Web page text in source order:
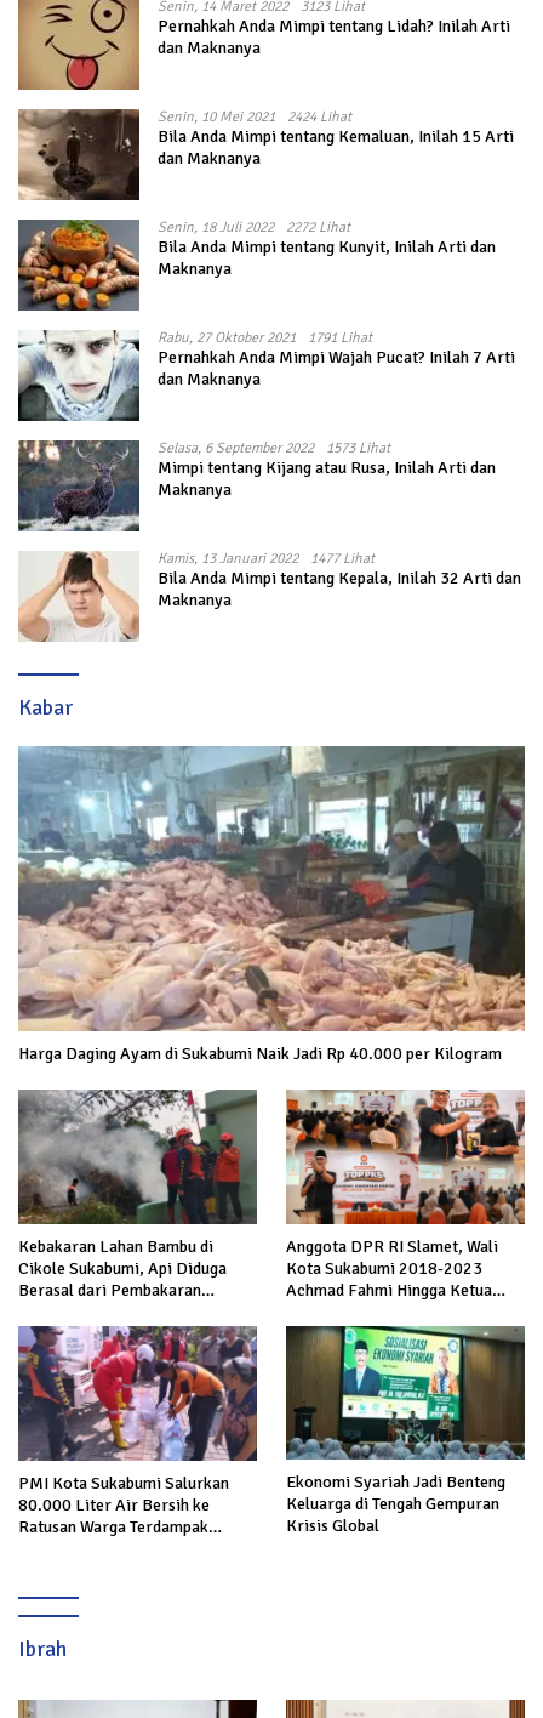
Senin, 14 Maret 2022 3123 Lihat
Pernahkah Anda Mimpi tentang Lidah? Inilah Arti
dan Maknanya
Senin, 10 Mei 2021 2424 Lihat
Bila Anda Mimpi tentang Kemaluan, Inilah 15 Arti
dan Maknanya
Senin, 18 Juli 2022 2272 Lihat
Bila Anda Mimpi tentang Kunyit, Inilah Arti dan
Maknanya
Rabu, 27 Oktober 2021 1791 Lihat
Pernahkah Anda Mimpi Wajah Pucat? Inilah 7 Arti
dan Maknanya
Selasa, 6 September 2022 1573 Lihat
Mimpi tentang Kijang atau Rusa, Inilah Arti dan
Maknanya
Kamis, 13 Januari 2022 1477 Lihat
Bila Anda Mimpi tentang Kepala, Inilah 32 Arti dan
Maknanya
Kabar
Harga Daging Ayam di Sukabumi Naik Jadi Rp 40.000 per Kilogram
Kebakaran Lahan Bambu di
Cikole Sukabumi, Api Diduga
Berasal dari Pembakaran
Anggota DPR RI Slamet, Wali
Kota Sukabumi 2018-2023
Achmad Fahmi Hingga Ketua
Mesin Politik di TOP PKS
Sukabumi
PMI Kota Sukabumi Salurkan
80.000 Liter Air Bersih ke
Ratusan Warga Terdampak
Ekonomi Syariah Jadi Benteng
Keluarga di Tengah Gempuran
Krisis Global
Ibrah